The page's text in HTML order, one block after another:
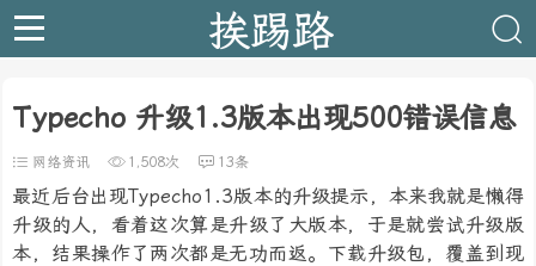
挨踢路
Typecho 升级1.3版本出现500错误信息
网络资讯 1,508次 13条
最近后台出现Typecho1.3版本的升级提示，本来我就是懒得
升级的人，看着这次算是升级了大版本，于是就尝试升级版
本，结果操作了两次都是无功而返。下载升级包，覆盖到现